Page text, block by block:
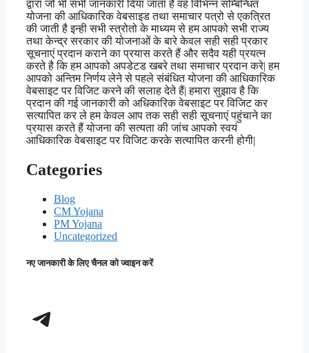
द्वारा जो भी सभी जानकारी दिया जाता है वह विभिन्न सम्बिन्धित
योजना की आधिकारिक वेबसाइड तथा समाचार पत्रो से एकत्रित
की जाती है इन्ही सभी स्त्रोतो के माध्यम से हम आपको सभी राज्य
तथा केन्द्र सरकार की योजनाओं के बारे केवल सही सही प्रकार
सूचनाएं प्रदान कराने का प्रयास करते हैं और सदैव यही प्रयत्न
करते है कि हम आपको अपडेटड खबरे तथा समाचार प्रदान करे| हम
आपको अन्तिम निर्णय लेने से पहले संबंधित योजना की आधिकारिक
वेबसाइट पर विजिट करने की सलाह देते हैं| हमारा सुझाव है कि
प्रदान की गई जानकारी को अधिकारिक वेबसाइट पर विजिट कर
सत्यापित कर ले हम केवल आप तक सही सही सूचनाएं पहुंचाने का
प्रयास करते हैं योजना की सत्यता की जांच आपको स्वयं
आधिकारिक वेबसाइट पर विजिट करके सत्यापित करनी होगी|
Categories
Blog
CM Yojana
PM Yojana
Uncategorized
नए जानकारी के लिए चैनल को ज्वाइन करें
Telegram